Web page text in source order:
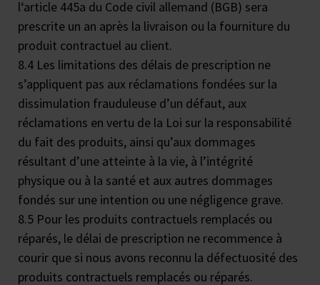
l‘article 445a du Code civil allemand (BGB) sera
prescrite un an après la livraison ou la fourniture du
produit contractuel au client.
8.4 Les limitations des délais de prescription ne
s’appliquent pas aux réclamations fondées sur la
dissimulation frauduleuse d’un défaut, aux
réclamations en vertu de la Loi sur la responsabilité
du fait des produits, ainsi qu’aux dommages
résultant d’une atteinte à la vie, à l’intégrité
physique ou à la santé et aux autres dommages
fondés sur une intention ou une négligence grave.
8.5 Pour les produits contractuels remplacés ou
réparés, le délai de prescription ne recommence à
courir que si nous avons reconnu la défectuosité des
produits contractuels remplacés ou réparés.